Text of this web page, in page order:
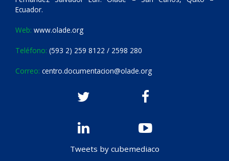
Ecuador.
Web: www.olade.org
Teléfono: (593 2) 259 8122 / 2598 280
Correo: centro.documentacion@olade.org
Tweets by cubemediaco